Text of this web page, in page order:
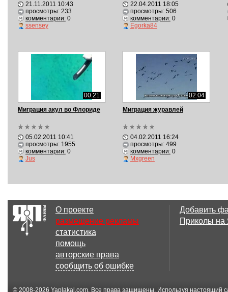
21.11.2011 10:43
просмотры: 233
комментарии:0
ssensey
22.04.2011 18:05
просмотры: 506
комментарии:0
Egorka84
00:21
Миграция акул во Флориде
05.02.2011 10:41
просмотры: 1955
комментарии:0
Jus
02:04
Миграция журавлей
04.02.2011 16:24
просмотры: 499
комментарии:0
Mxgreen
О проекте
размещение рекламы
статистика
помощь
авторские права
сообщить об ошибке
Добавить
Приколы
© 2008-2026 Yaplakal.com. Все права защищены. Используя настоящий